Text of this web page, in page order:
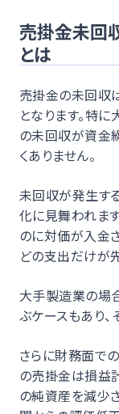
売掛金未回
とは
売掛金の未回収
となります。特
の未回収が資金
くありません。
未回収が発生す
化に見舞われま
のに対価が入金
どの支出だけが
大手製造業の場
ぶケースもあり、
さらに財務面で
の売掛金は損益
の純資産を減少